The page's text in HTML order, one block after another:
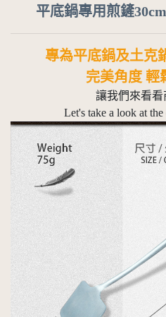
平底鍋專用煎鏟
專為平底鍋及土克
完美角度 輕
讓我們來看看
Let's take a look at